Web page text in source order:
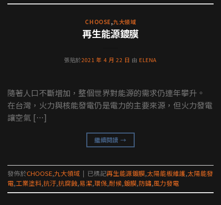
CHOOSE,九大領域
再生能源鍍膜
張貼於2021 年 4 月 22 日 由 ELENA
隨著人口不斷增加，整個世界對能源的需求仍連年攀升。
在台灣，火力與核能發電仍是電力的主要來源，但火力發電
讓空氣 […]
繼續閱讀→
發佈於CHOOSE,九大領域 | 已標記再生能源鍍膜,太陽能板維護,太陽能發
電,工業塗料,抗汙,抗腐蝕,易潔,環保,耐候,鍍膜,防鏽,風力發電